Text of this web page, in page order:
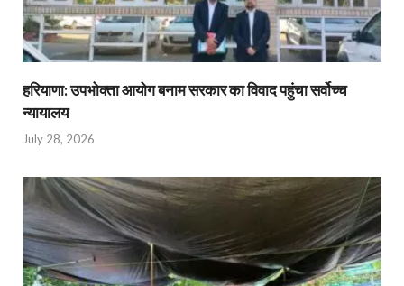
हरियाणा: उपभोक्ता आयोग बनाम सरकार का विवाद पहुंचा सर्वोच्च
न्यायालय
July 28, 2026